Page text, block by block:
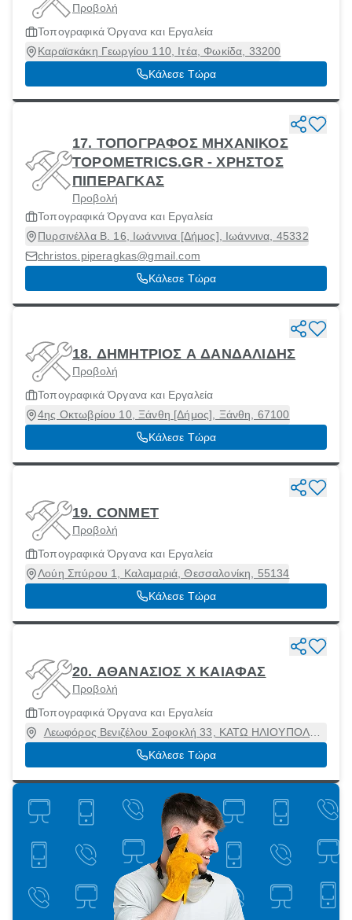
Προβολή
Τοπογραφικά Όργανα και Εργαλεία
Καραϊσκάκη Γεωργίου 110, Ιτέα, Φωκίδα, 33200
Κάλεσε Τώρα
17. ΤΟΠΟΓΡΑΦΟΣ ΜΗΧΑΝΙΚΟΣ
TOPOMETRICS.GR - ΧΡΗΣΤΟΣ
ΠΙΠΕΡΑΓΚΑΣ
Προβολή
Τοπογραφικά Όργανα και Εργαλεία
Πυρσινέλλα Β. 16, Ιωάννινα [Δήμος], Ιωάννινα, 45332
christos.piperagkas@gmail.com
Κάλεσε Τώρα
18. ΔΗΜΗΤΡΙΟΣ Α ΔΑΝΔΑΛΙΔΗΣ
Προβολή
Τοπογραφικά Όργανα και Εργαλεία
4ης Οκτωβρίου 10, Ξάνθη [Δήμος], Ξάνθη, 67100
Κάλεσε Τώρα
19. CONMET
Προβολή
Τοπογραφικά Όργανα και Εργαλεία
Λούη Σπύρου 1, Καλαμαριά, Θεσσαλονίκη, 55134
Κάλεσε Τώρα
20. ΑΘΑΝΑΣΙΟΣ Χ ΚΑΙΑΦΑΣ
Προβολή
Τοπογραφικά Όργανα και Εργαλεία
Λεωφόρος Βενιζέλου Σοφοκλή 33, ΚΑΤΩ ΗΛΙΟΥΠΟΛΗ,
Ηλιούπολη, Αττική, 16346
Κάλεσε Τώρα